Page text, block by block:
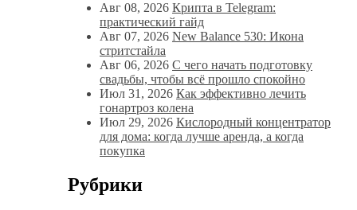
Авг 08, 2026 Крипта в Telegram:
практический гайд
Авг 07, 2026 New Balance 530: Икона
стритстайла
Авг 06, 2026 С чего начать подготовку
свадьбы, чтобы всё прошло спокойно
Июл 31, 2026 Как эффективно лечить
гонартроз колена
Июл 29, 2026 Кислородный концентратор
для дома: когда лучше аренда, а когда
покупка
Рубрики